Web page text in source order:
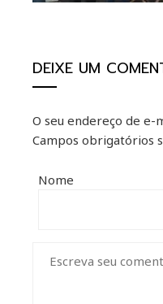
DEIXE UM
O seu endereço de e-
Campos obrigatórios
Nome